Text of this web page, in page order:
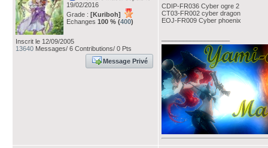
19/02/2016
Grade : [Kuriboh]
Echanges 100 % (400)
Inscrit le 12/09/2005
13640 Messages/ 6 Contributions/ 0 Pts
Message Privé
CDIP-FR036 Cyber ogre 2
CT03-FR002 cyber dragon
EOJ-FR009 Cyber phoenix